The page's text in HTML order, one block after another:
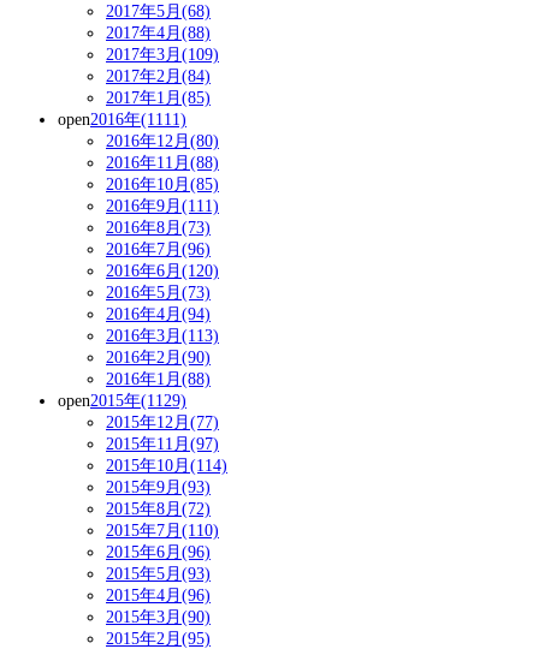
2017年5月(68)
2017年4月(88)
2017年3月(109)
2017年2月(84)
2017年1月(85)
open2016年(1111)
2016年12月(80)
2016年11月(88)
2016年10月(85)
2016年9月(111)
2016年8月(73)
2016年7月(96)
2016年6月(120)
2016年5月(73)
2016年4月(94)
2016年3月(113)
2016年2月(90)
2016年1月(88)
open2015年(1129)
2015年12月(77)
2015年11月(97)
2015年10月(114)
2015年9月(93)
2015年8月(72)
2015年7月(110)
2015年6月(96)
2015年5月(93)
2015年4月(96)
2015年3月(90)
2015年2月(95)